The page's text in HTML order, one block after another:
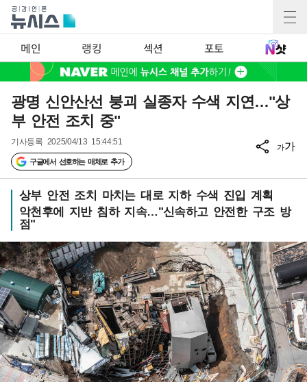
메인 랭킹 섹션 포토
광명 신안산선 붕괴 실종자 수색 지연…"상
부 안전 조치 중"
기사등록 2025/04/13 15:44:51
구글에서 선호하는 매체로 추가
가가
상부 안전 조치 마치는 대로 지하 수색 진입 계획
악천후에 지반 침하 지속…"신속하고 안전한 구조 방
점"